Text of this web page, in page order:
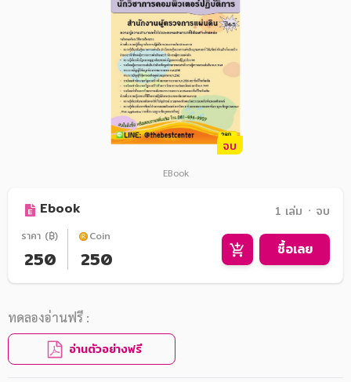
จบ
EBook
Ebook 1 เล่ม ᛫ จบ
ราคา (฿)
250
Coin
250 ซื้อเลย
ทดลองอ่านฟรี :
อ่านตัวอย่างฟรี